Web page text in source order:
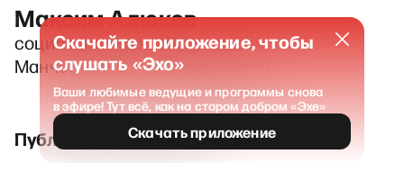
Максим Алюков
социолог и научный сотрудник
Манчестерского университета
Публикации и выпуски
Скачайте приложение, чтобы
слушать «Эхо»
Ваши любимые ведущие и программы снова
в эфире! Тут всё, как на старом добром «Эхе»
Скачать приложение